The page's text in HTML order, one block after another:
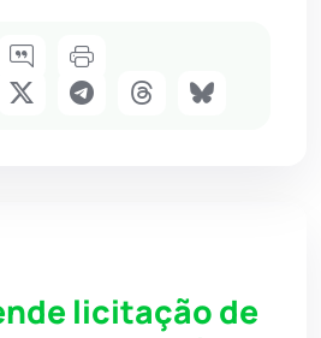
licitação de